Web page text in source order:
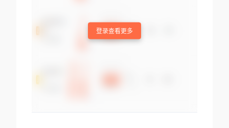
登录查看更多